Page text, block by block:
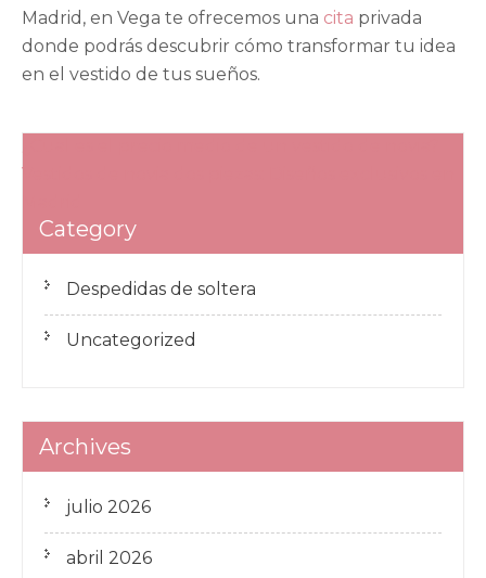
Madrid, en Vega te ofrecemos una cita privada
donde podrás descubrir cómo transformar tu idea
en el vestido de tus sueños.
de
entradas
Vestidos de novia dos piezas: Diseños exclusivos en
Category
Despedidas de soltera
Uncategorized
Archives
julio 2026
abril 2026